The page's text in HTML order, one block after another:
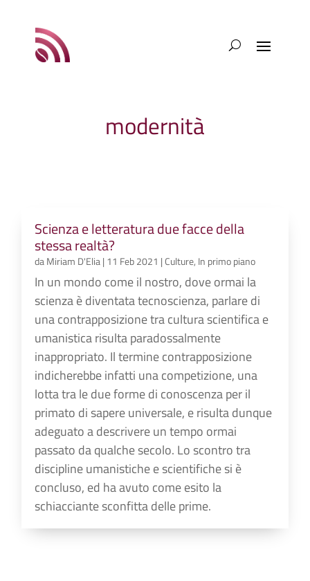
modernità
Scienza e letteratura due facce della
stessa realtà?
daMiriam D'Elia| 11 Feb 2021 |Culture, In primo piano
In un mondo come il nostro, dove ormai la
scienza è diventata tecnoscienza, parlare di
una contrapposizione tra cultura scientifica e
umanistica risulta paradossalmente
inappropriato. Il termine contrapposizione
indicherebbe infatti una competizione, una
lotta tra le due forme di conoscenza per il
primato di sapere universale, e risulta dunque
adeguato a descrivere un tempo ormai
passato da qualche secolo. Lo scontro tra
discipline umanistiche e scientifiche si è
concluso, ed ha avuto come esito la
schiacciante sconfitta delle prime.